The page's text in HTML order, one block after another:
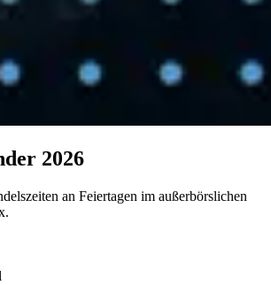
2026
an Feiertagen im außerbörslichen